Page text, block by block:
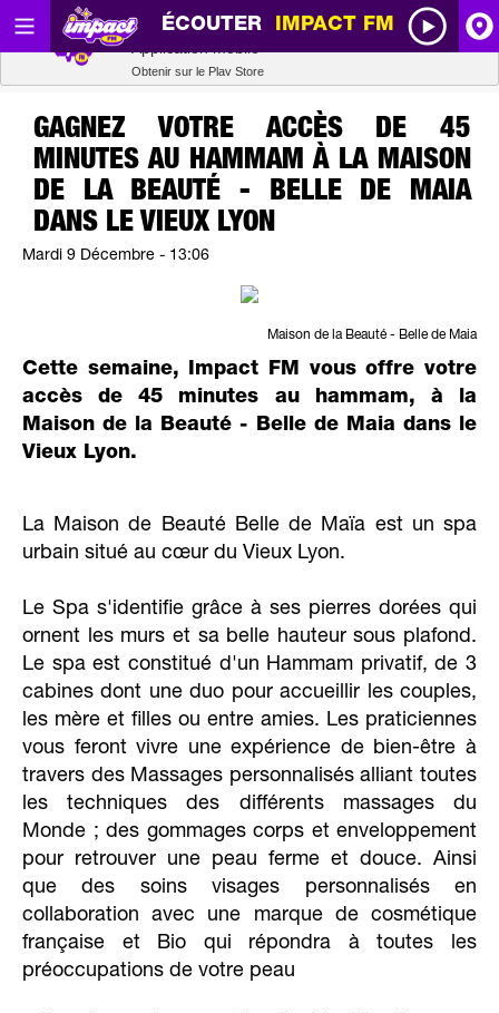
ÉCOUTER IMPACT FM
GAGNEZ VOTRE ACCÈS DE 45
MINUTES AU HAMMAM À LA MAISON
DE LA BEAUTÉ - BELLE DE MAIA
DANS LE VIEUX LYON
Mardi 9 Décembre - 13:06
Maison de la Beauté - Belle de Maia
Cette semaine, Impact FM vous offre votre
accès de 45 minutes au hammam, à la
Maison de la Beauté - Belle de Maia dans le
Vieux Lyon.
La Maison de Beauté Belle de Maïa est un spa
urbain situé au cœur du Vieux Lyon.
Le Spa s'identifie grâce à ses pierres dorées qui
ornent les murs et sa belle hauteur sous plafond.
Le spa est constitué d'un Hammam privatif, de 3
cabines dont une duo pour accueillir les couples,
les mère et filles ou entre amies. Les praticiennes
vous feront vivre une expérience de bien-être à
travers des Massages personnalisés alliant toutes
les techniques des différents massages du
Monde ; des gommages corps et enveloppement
pour retrouver une peau ferme et douce. Ainsi
que des soins visages personnalisés en
collaboration avec une marque de cosmétique
française et Bio qui répondra à toutes les
préoccupations de votre peau
Radio SCOOP
Obtenir sur le Play Store
Télécharger